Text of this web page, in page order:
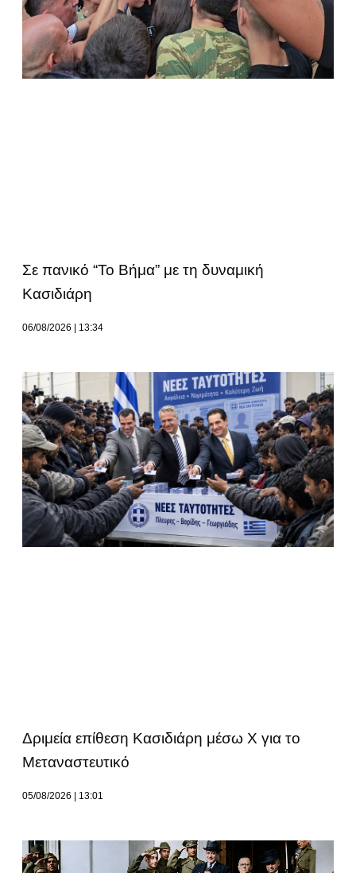
Σε πανικό “Το Βήμα” με τη δυναμική
Κασιδιάρη
06/08/2026 13:34
Δριμεία επίθεση Κασιδιάρη μέσω Χ για το
Μεταναστευτικό
05/08/2026 13:01